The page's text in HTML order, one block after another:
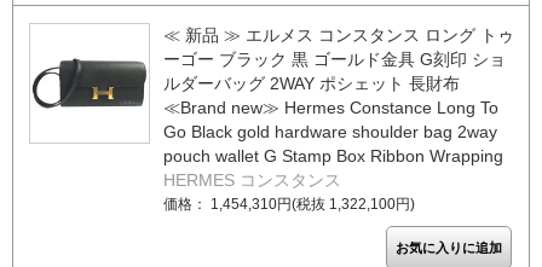
≪ 新品 ≫ エルメス コンスタンス ロング トゥ
ーゴー ブラック 黒 ゴールド金具 G刻印 ショ
ルダーバッグ 2WAY ポシェット 長財布
≪Brand new≫ Hermes Constance Long To
Go Black gold hardware shoulder bag 2way
pouch wallet G Stamp Box Ribbon Wrapping
HERMES コンスタンス
価格： 1,454,310円(税抜 1,322,100円)